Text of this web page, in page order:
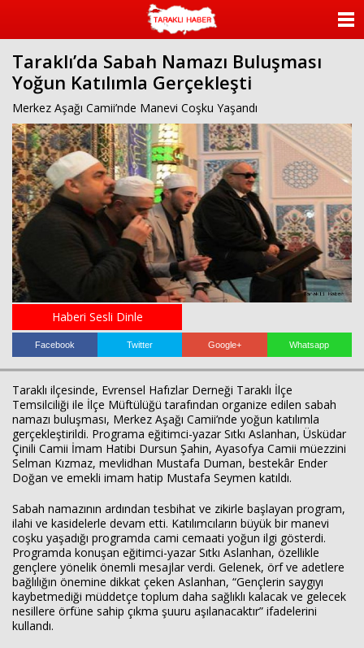
Taraklı’da Sabah Namazı Buluşması
Yoğun Katılımla Gerçekleşti
Merkez Aşağı Camii’nde Manevi Coşku Yaşandı
Haberi Sesli Dinle
Facebook Twitter Google+ Whatsapp
Taraklı ilçesinde, Evrensel Hafızlar Derneği Taraklı İlçe
Temsilciliği ile İlçe Müftülüğü tarafından organize edilen sabah
namazı buluşması, Merkez Aşağı Camii’nde yoğun katılımla
gerçekleştirildi. Programa eğitimci-yazar Sıtkı Aslanhan, Üsküdar
Çinili Camii İmam Hatibi Dursun Şahin, Ayasofya Camii müezzini
Selman Kızmaz, mevlidhan Mustafa Duman, bestekâr Ender
Doğan ve emekli imam hatip Mustafa Seymen katıldı.
Sabah namazının ardından tesbihat ve zikirle başlayan program,
ilahi ve kasidelerle devam etti. Katılımcıların büyük bir manevi
coşku yaşadığı programda cami cemaati yoğun ilgi gösterdi.
Programda konuşan eğitimci-yazar Sıtkı Aslanhan, özellikle
gençlere yönelik önemli mesajlar verdi. Gelenek, örf ve adetlere
bağlılığın önemine dikkat çeken Aslanhan, “Gençlerin saygıyı
kaybetmediği müddetçe toplum daha sağlıklı kalacak ve gelecek
nesillere örfüne sahip çıkma şuuru aşılanacaktır” ifadelerini
kullandı.
KATEGORİLER
ANKETLER
FOTO GALERİ
VİDEO GALERİ
KÜNYE
İLETİŞİM
Haberin Doğru Adresi.